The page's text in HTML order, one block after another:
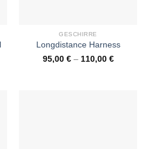
GESCHIRRE
Longdistance Harness
95,00 €– 110,00 €